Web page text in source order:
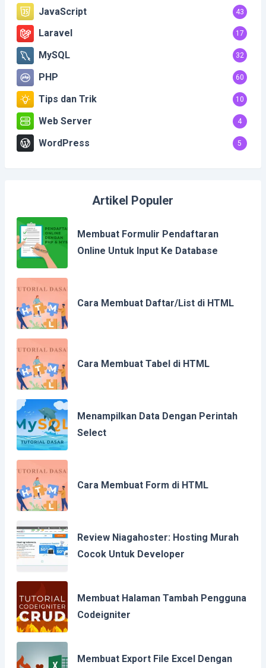
JavaScript 43
Laravel 17
MySQL 32
PHP 60
Tips dan Trik 10
Web Server 4
WordPress 5
Artikel Populer
Membuat Formulir Pendaftaran
Online Untuk Input Ke Database
Cara Membuat Daftar/List di HTML
Cara Membuat Tabel di HTML
Menampilkan Data Dengan Perintah
Select
Cara Membuat Form di HTML
Review Niagahoster: Hosting Murah
Cocok Untuk Developer
Membuat Halaman Tambah Pengguna
Codeigniter
Membuat Export File Excel Dengan